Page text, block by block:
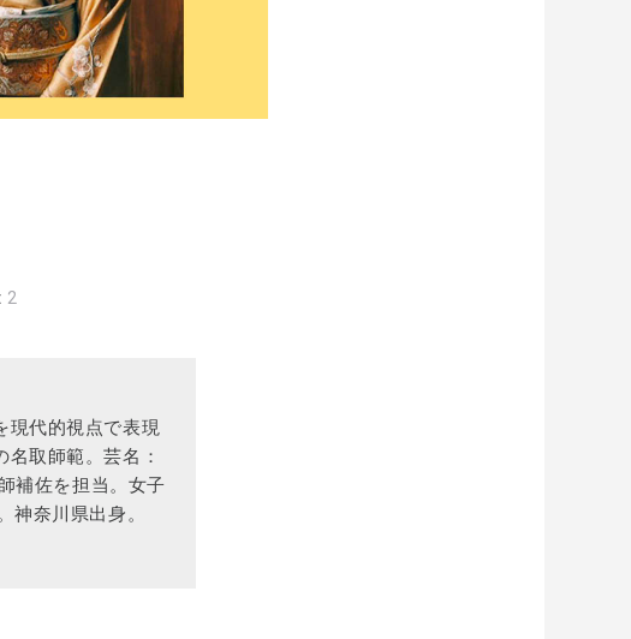
2
現代的視点で表現
取師範。芸名：
補佐を担当。女子
奈川県出身。